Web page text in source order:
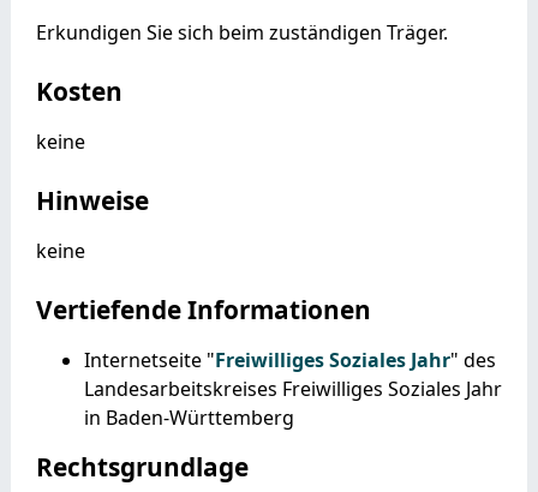
Erkundigen Sie sich beim zuständigen Träger.
Kosten
keine
Hinweise
keine
Vertiefende Informationen
Internetseite "Freiwilliges Soziales Jahr" des
Landesarbeitskreises Freiwilliges Soziales Jahr
in Baden-Württemberg
Rechtsgrundlage